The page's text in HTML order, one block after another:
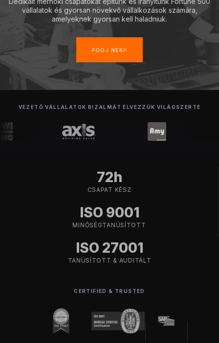
vállalatok és gyorsan növekvő vállalkozások számára,
amelyeknek gyorsan kell haladniuk.
FOGJ NEKI!
VEZETŐ VÁLLALATOK BIZALMÁT ÉLVEZZÜK VILÁGSZERTE
72h
CSAPAT KÉSZ
ISO 9001
MINŐSÉGTANÚSÍTOTT
ISO 27001
TANÚSÍTOTT & AUDITÁLT
CERTIFIED & TRUSTED